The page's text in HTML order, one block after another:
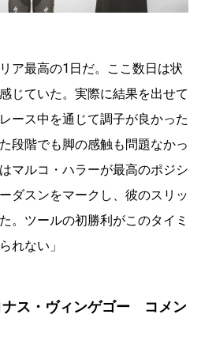
ア最高の1日だ。ここ数日は状
じていた。実際に結果を出せて
ース中を通じて調子が良かった
段階でも脚の感触も問題なかっ
マルコ・ハラーが最高のポジシ
ダスンをマークし、彼のスリッ
。ツールの初勝利がこのタイミ
れない」
ス・ヴィンゲゴー コメン